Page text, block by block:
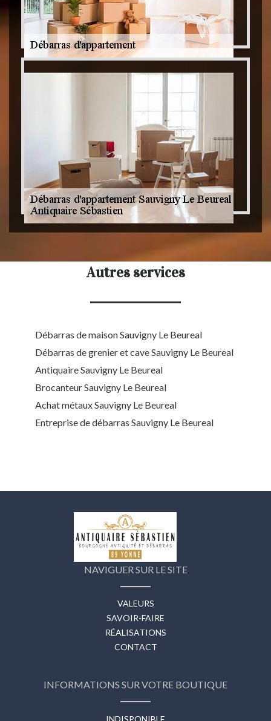
Autres services
Débarras de maison Sauvigny Le Beureal
Débarras de grenier et cave Sauvigny Le Beureal
Antiquaire Sauvigny Le Beureal
Brocanteur Sauvigny Le Beureal
Achat métaux Sauvigny Le Beureal
Entreprise de débarras Sauvigny Le Beureal
NAVIGUER SUR LE SITE
VALEURS
SAVOIR-FAIRE
RÉALISATIONS
CONTACT
INFORMATIONS SUR VOTRE BOUTIQUE
INDISPONIBLE